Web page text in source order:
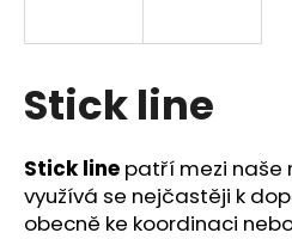
Stick line
Stick line patří mezi naše
využívá se nejčastěji k
obecně ke koordinaci
í
t
?